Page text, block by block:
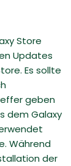
Store
Updates
Es sollte
geben
dem Galaxy
Während
der